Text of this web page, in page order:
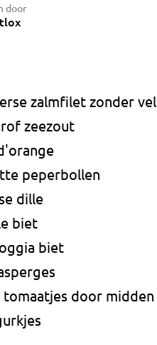
door
zalmfilet zonder vel
zeezout
peperbollen
dille
biet
biet
door midden